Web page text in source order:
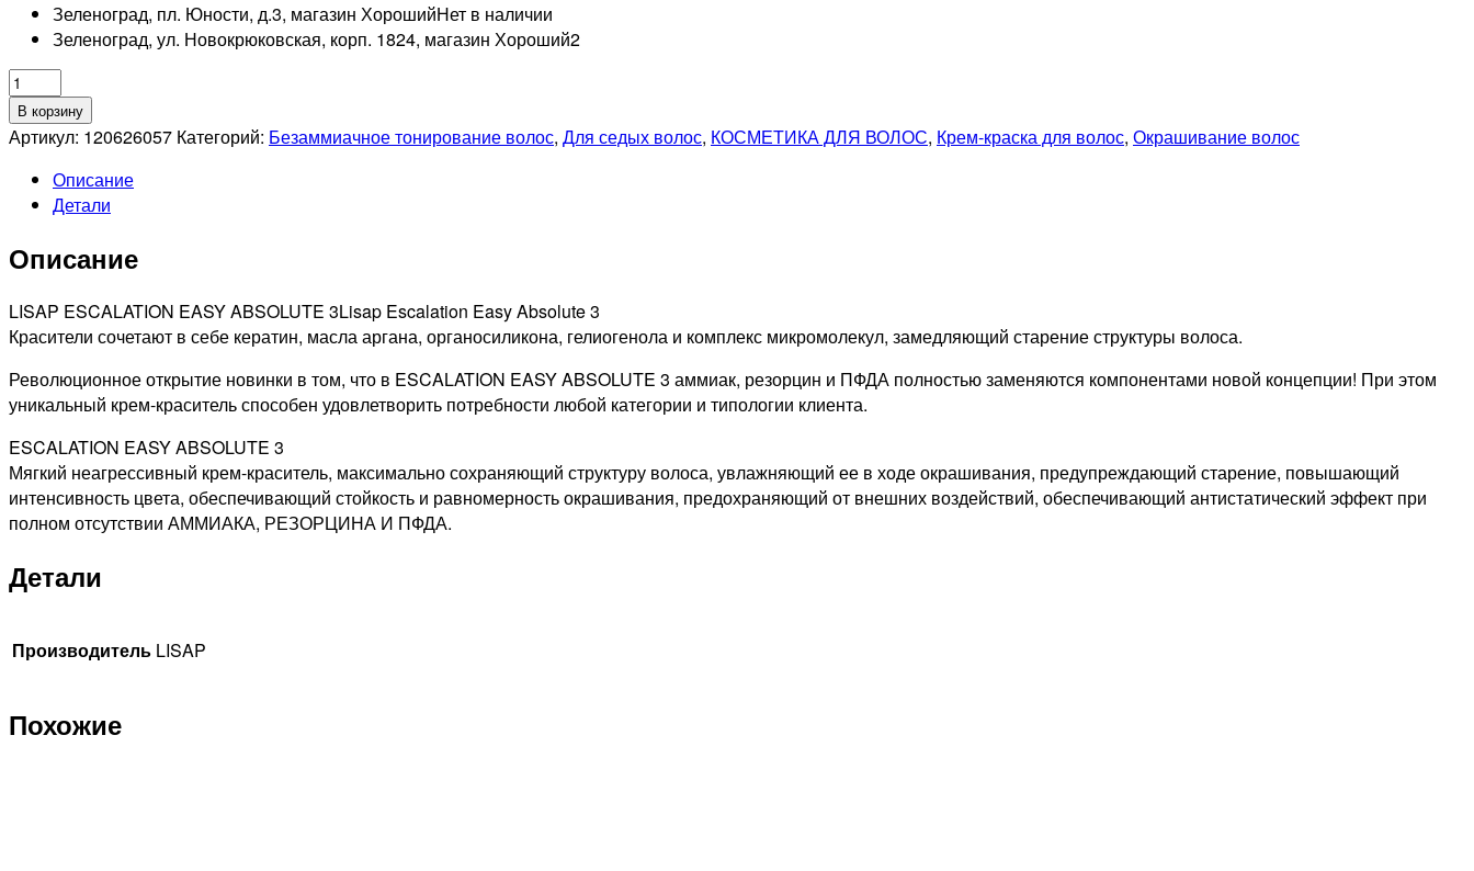
Зеленоград, пл. Юности, д.3, магазин ХорошийНет в наличии
Зеленоград, ул. Новокрюковская, корп. 1824, магазин Хороший2
Количество
товара
LISAP
77/78
ABSOLUTE
КРАСКА
ВОЛОС
БЛОНДИН
ФИОЛЕТОВЫЙ,
60МЛ
В корзину
Артикул: 120626057 Категорий: Безаммиачное тонирование волос, Для седых волос, КОСМЕТИКА ДЛЯ ВОЛОС, Крем-краска для волос, Окрашивание волос
Описание
Детали
Описание
LISAP ESCALATION EASY ABSOLUTE 3Lisap Escalation Easy Absolute 3
Красители сочетают в себе кератин, масла аргана, органосиликона, гелиогенола и комплекс микромолекул, замедляющий старение структуры волоса.
Революционное открытие новинки в том, что в ESCALATION EASY ABSOLUTE 3 аммиак, резорцин и ПФДА полностью заменяются компонентами новой концепции! При этом
уникальный крем-краситель способен удовлетворить потребности любой категории и типологии клиента.
ESCALATION EASY ABSOLUTE 3
Мягкий неагрессивный крем-краситель, максимально сохраняющий структуру волоса, увлажняющий ее в ходе окрашивания, предупреждающий старение, повышающий
интенсивность цвета, обеспечивающий стойкость и равномерность окрашивания, предохраняющий от внешних воздействий, обеспечивающий антистатический эффект при
полном отсутствии АММИАКА, РЕЗОРЦИНА И ПФДА.
Детали
Производитель LISAP
Похожие